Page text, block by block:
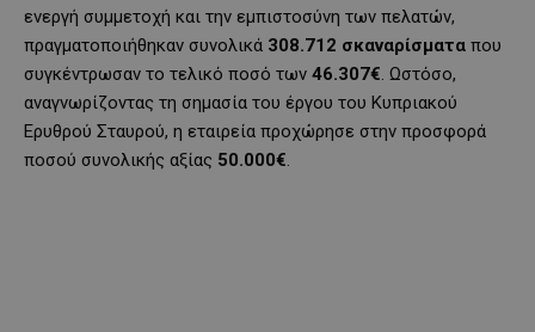
ενεργή συμμετοχή και την εμπιστοσύνη των πελατών,
πραγματοποιήθηκαν συνολικά 308.712 σκαναρίσματα που
συγκέντρωσαν το τελικό ποσό των 46.307€. Ωστόσο,
αναγνωρίζοντας τη σημασία του έργου του Κυπριακού
Ερυθρού Σταυρού, η εταιρεία προχώρησε στην προσφορά
ποσού συνολικής αξίας 50.000€.